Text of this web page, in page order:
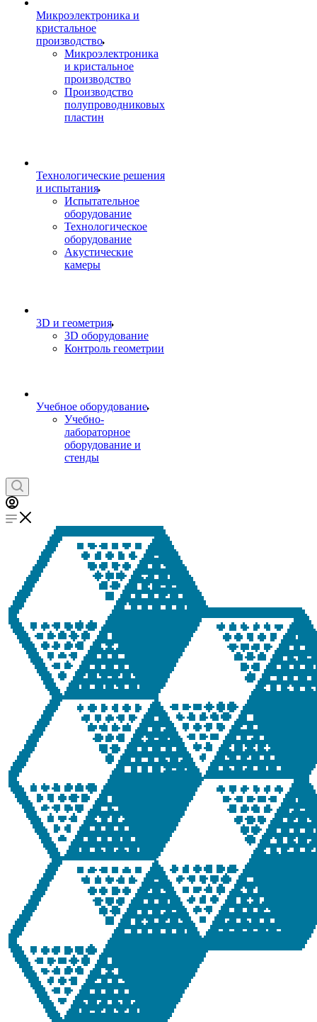
Микроэлектроника и
кристальное
производство
Микроэлектроника
и кристальное
производство
Производство
полупроводниковых
пластин
Технологические решения
и испытания
Испытательное
оборудование
Технологическое
оборудование
Акустические
камеры
3D и геометрия
3D оборудование
Контроль геометрии
Учебное оборудование
Учебно-
лабораторное
оборудование и
стенды